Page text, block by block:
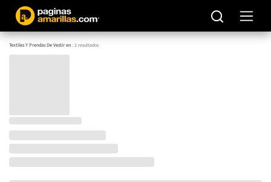
Textiles Y Prendas De Vestir en:2resultados